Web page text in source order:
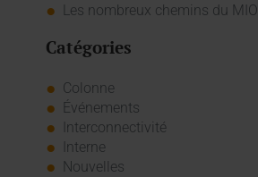
Les nombreux chemins du MIO
Catégories
Colonne
Événements
Interconnectivité
Interne
Nouvelles